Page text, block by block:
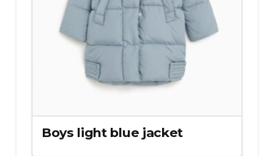
Boys light blue jacket